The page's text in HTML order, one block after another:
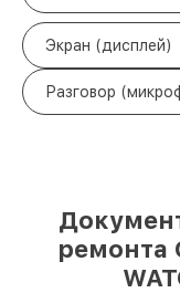
Экран (дисплей)
Разговор
ремонта